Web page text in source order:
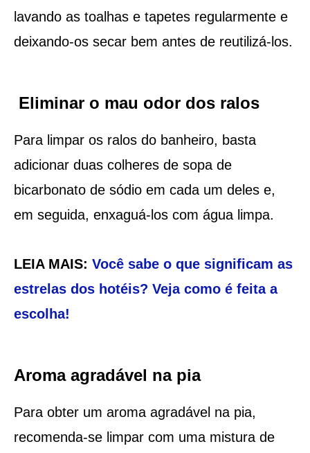
lavando as toalhas e tapetes regularmente e
deixando-os secar bem antes de reutilizá-los.
Eliminar o mau odor dos ralos
Para limpar os ralos do banheiro, basta
adicionar duas colheres de sopa de
bicarbonato de sódio em cada um deles e,
em seguida, enxaguá-los com água limpa.
LEIA MAIS: Você sabe o que significam as
estrelas dos hotéis? Veja como é feita a
escolha!
Aroma agradável na pia
Para obter um aroma agradável na pia,
recomenda-se limpar com uma mistura de